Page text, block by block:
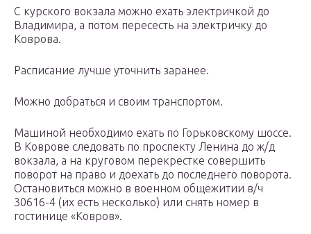
С курского вокзала можно ехать электричкой до
Владимира, а потом пересесть на электричку до
Коврова.
Расписание лучше уточнить заранее.
Можно добраться и своим транспортом.
Машиной необходимо ехать по Горьковскому шоссе.
В Коврове следовать по проспекту Ленина до ж/д
вокзала, а на круговом перекрестке совершить
поворот на право и доехать до последнего поворота.
Остановиться можно в военном общежитии в/ч
30616-4 (их есть несколько) или снять номер в
гостинице «Ковров».